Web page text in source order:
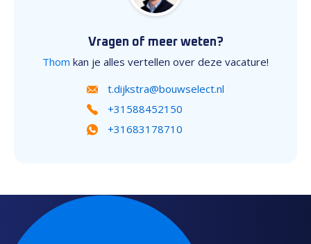
Vragen of meer weten?
Thom kan je alles vertellen over deze vacature!
t.dijkstra@bouwselect.nl
+31588452150
+31683178710